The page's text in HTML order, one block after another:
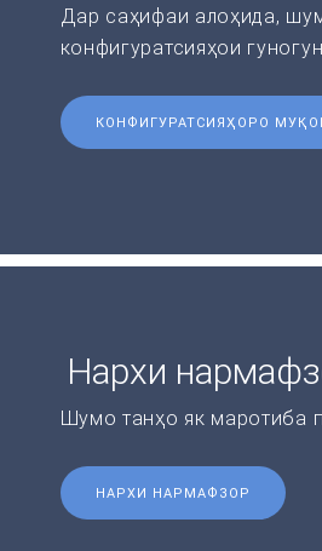
Дар саҳифаи алоҳида,
конфигуратсияҳои
КОНФИГУРАТСИЯҲОРО
Нархи
Шумо танҳо як маротиба
НАРХИ НАРМАФЗОР